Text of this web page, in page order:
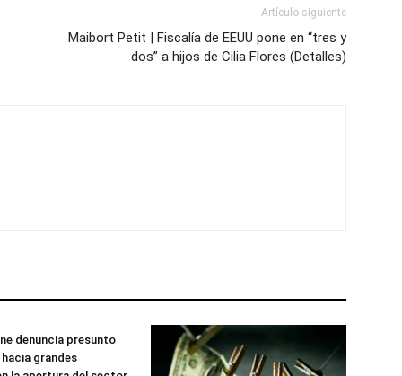
Artículo siguiente
Maibort Petit | Fiscalía de EEUU pone en “tres y
dos” a hijos de Cilia Flores (Detalles)
denuncia presunto
grandes